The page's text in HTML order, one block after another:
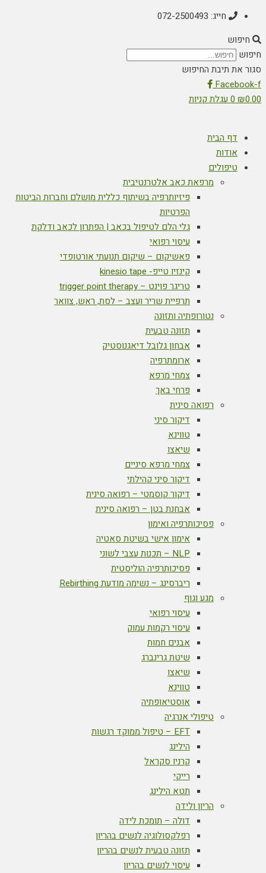
חייג: 072-2500493
חיפוש
חיפוש
סגור את תיבת החיפוש
Facebook-f
₪0.00
0 עגלת קניות
דף הבית
אודות
טיפולים
מרפאת כאב אלטרנטיבית
פיזיותרפיה בשיתוף כללית מושלם וחברות הביטוח
הפרטיות
גלי הלם לטיפול בכאב | הפתרון לכאב ודלקת
עיסוי רפואי
פאשיקום – שיקום תנועתי אורטופדי
קינזיו טייפ- kinesio tape
טריגר פוינט – trigger point therapy
תרפיית שריר ועצב – לסת, ראש, צוואר
נטורופתיה ותזונה
תזונה טבעית
אבחון גלובל דיאגנוסטיק
ארומתרפיה
צמחי מרפא
פרחי באך
רפואה סינית
דיקור סיני
טווינא
שיאצו
צמחי מרפא סיניים
דיקור סיני קהילתי
דיקור קוסמטי – רפואה סינית
אבחנת בטן – רפואה סינית
פסיכותרפיה ואימון
אימון אישי בשיטת סאטיה
NLP – תכנות עצבי לשוני
פסיכותרפיה הוליסטית
ריברסינג – נשימה מודעת Rebirthing
מגע וגוף
עיסוי רפואי
עיסוי רקמות עמוק
אבנים חמות
שיטת גרינברג
שיאצו
טווינא
אוסטיאופתיה
טיפולי אנרגיה
EFT – טיפול ממוקד רגשות
הילינג
קרניו סקראל
רייקי
תטא הילינג
הריון ולידה
דולה – תומכת לידה
רפלקסולוגיה לנשים בהריון
תזונה טבעית לנשים בהריון
עיסוי לנשים בהריון